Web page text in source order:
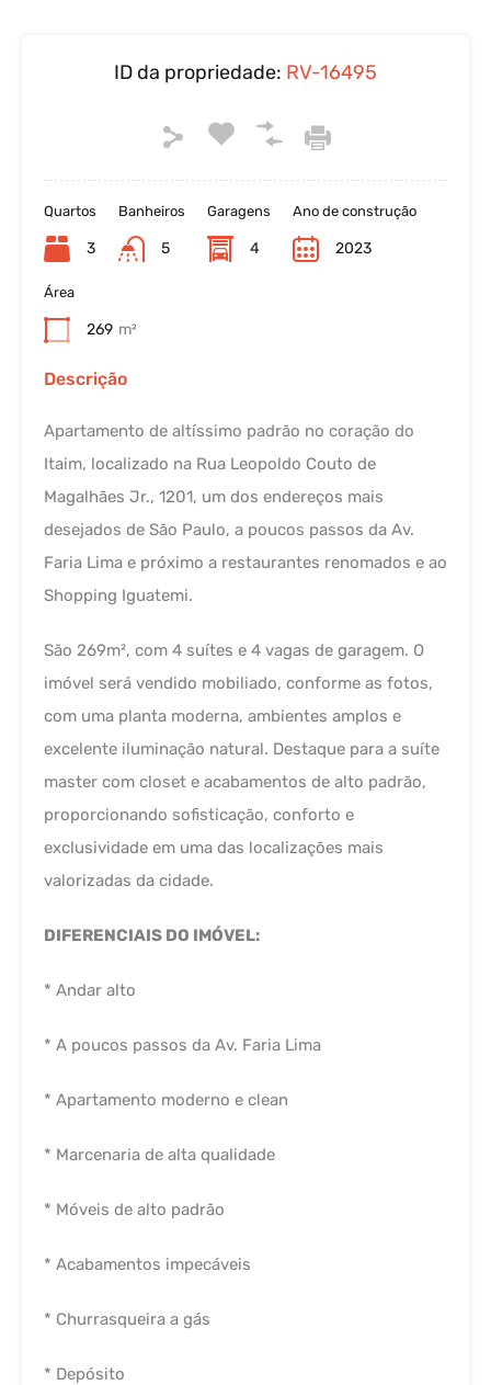
ID da propriedade: RV-16495
Quartos
3
Banheiros
5
Garagens
4
Ano de construção
2023
Área
269 m²
Descrição
Apartamento de altíssimo padrão no coração do
Itaim, localizado na Rua Leopoldo Couto de
Magalhães Jr., 1201, um dos endereços mais
desejados de São Paulo, a poucos passos da Av.
Faria Lima e próximo a restaurantes renomados e ao
Shopping Iguatemi.
São 269m², com 4 suítes e 4 vagas de garagem. O
imóvel será vendido mobiliado, conforme as fotos,
com uma planta moderna, ambientes amplos e
excelente iluminação natural. Destaque para a suíte
master com closet e acabamentos de alto padrão,
proporcionando sofisticação, conforto e
exclusividade em uma das localizações mais
valorizadas da cidade.
DIFERENCIAIS DO IMÓVEL:
* Andar alto
* A poucos passos da Av. Faria Lima
* Apartamento moderno e clean
* Marcenaria de alta qualidade
* Móveis de alto padrão
* Acabamentos impecáveis
* Churrasqueira a gás
* Depósito